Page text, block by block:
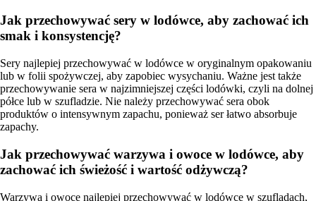
Jak przechowywać sery w lodówce, aby zachować ich
smak i konsystencję?
Sery najlepiej przechowywać w lodówce w oryginalnym opakowaniu
lub w folii spożywczej, aby zapobiec wysychaniu. Ważne jest także
przechowywanie sera w najzimniejszej części lodówki, czyli na dolnej
półce lub w szufladzie. Nie należy przechowywać sera obok
produktów o intensywnym zapachu, ponieważ ser łatwo absorbuje
zapachy.
Jak przechowywać warzywa i owoce w lodówce, aby
zachować ich świeżość i wartość odżywczą?
Warzywa i owoce najlepiej przechowywać w lodówce w szufladach,